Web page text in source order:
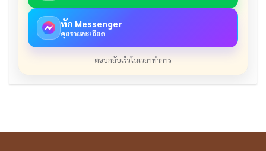
ทัก Messenger
คุยรายละเอียด
ตอบกลับเร็วในเวลาทำการ